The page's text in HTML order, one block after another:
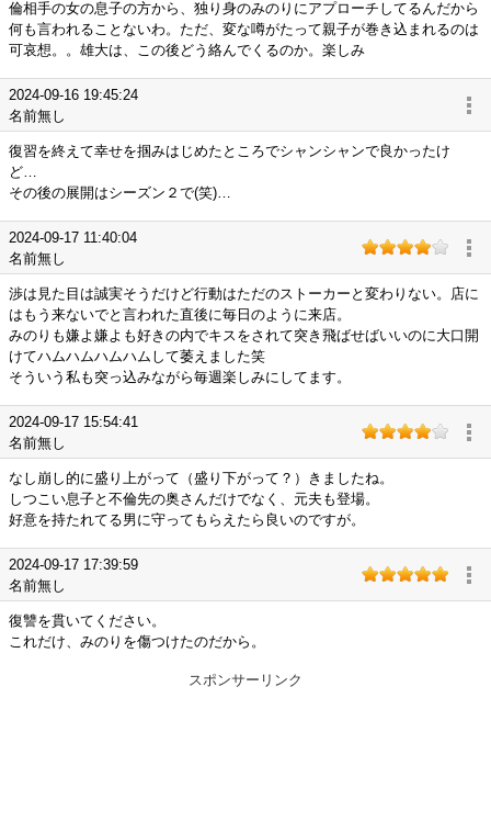
倫相手の女の息子の方から、独り身のみのりにアプローチしてるんだから
何も言われることないわ。ただ、変な噂がたって親子が巻き込まれるのは
可哀想。。雄大は、この後どう絡んでくるのか。楽しみ
2024-09-16 19:45:24
名前無し
復習を終えて幸せを掴みはじめたところでシャンシャンで良かったけ
ど…
その後の展開はシーズン２で(笑)…
2024-09-17 11:40:04
名前無し
渉は見た目は誠実そうだけど行動はただのストーカーと変わりない。店に
はもう来ないでと言われた直後に毎日のように来店。
みのりも嫌よ嫌よも好きの内でキスをされて突き飛ばせばいいのに大口開
けてハムハムハムハムして萎えました笑
そういう私も突っ込みながら毎週楽しみにしてます。
2024-09-17 15:54:41
名前無し
なし崩し的に盛り上がって（盛り下がって？）きましたね。
しつこい息子と不倫先の奥さんだけでなく、元夫も登場。
好意を持たれてる男に守ってもらえたら良いのですが。
2024-09-17 17:39:59
名前無し
復讐を貫いてください。
これだけ、みのりを傷つけたのだから。
スポンサーリンク